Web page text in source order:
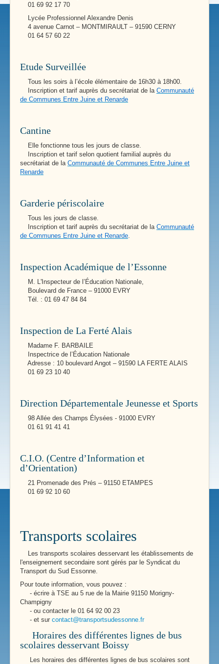
01 69 92 17 70
Lycée Professionnel Alexandre Denis
4 avenue Carnot – MONTMIRAULT – 91590 CERNY
01 64 57 60 22
Etude Surveillée
Tous les soirs à l’école élémentaire de 16h30 à 18h00.
Inscription et tarif auprès du secrétariat de la Communauté
de Communes Entre Juine et Renarde
Cantine
Elle fonctionne tous les jours de classe.
Inscription et tarif selon quotient familial auprès du
secrétariat de la Communauté de Communes Entre Juine et
Renarde
Garderie périscolaire
Tous les jours de classe.
Inscription et tarif auprès du secrétariat de la Communauté
de Communes Entre Juine et Renarde
Inspection Académique de l’Essonne
M. L'Inspecteur de l’Éducation Nationale,
Boulevard de France – 91000 EVRY
Tél. : 01 69 47 84 84
Inspection de La Ferté Alais
Madame F. BARBAILE
Inspectrice de l’Éducation Nationale
Adresse : 10 boulevard Angot – 91590 LA FERTE ALAIS
01 69 23 10 40
Direction Départementale Jeunesse et Sports
98 Allée des Champs Élysées - 91000 EVRY
01 61 91 41 41
C.I.O. (Centre d’Information et
d’Orientation)
21 Promenade des Prés – 91150 ETAMPES
01 69 92 10 60
Transports scolaires
Les transports scolaires desservant les établissements de
l'enseignement secondaire sont gérés par le Syndicat du
Transport du Sud Essonne.
Pour toute information, vous pouvez :
- écrire à TSE au 5 rue de la Mairie 91150 Morigny-
Champigny
- ou contacter le 01 64 92 00 23
- et sur contact@transportsudessonne.fr
Horaires des différentes lignes de bus
scolaires desservant Boissy
Les horaires des différentes lignes de bus scolaires sont